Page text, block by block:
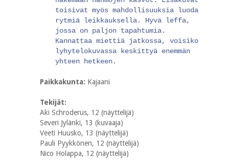
toisivat myös mahdollisuuksia luoda
rytmiä leikkauksella. Hyvä leffa,
jossa on paljon tapahtumia.
Kannattaa miettiä jatkossa, voisiko
lyhytelokuvassa keskittyä enemmän
yhteen hetkeen.
Paikkakunta: Kajaani
Tekijät:
Aki Schroderus, 12 (näyttelijä)
Severi Jylänki, 13 (kuvaaja)
Veeti Huusko, 13 (näyttelijä)
Pauli Pyykkönen, 12 (näyttelijä)
Nico Holappa, 12 (näyttelijä)